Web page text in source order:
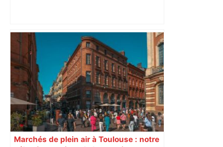
Capilla en bleu ciel pour combien de
temps encore ? Toulouse et l'UBB aux
aguets – Rugbynistere
Marchés de plein air à Toulouse : notre